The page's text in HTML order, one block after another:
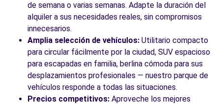
de semana o varias semanas. Adapte la duración del
alquiler a sus necesidades reales, sin compromisos
innecesarios.
Amplia selección de vehículos: Utilitario compacto
para circular fácilmente por la ciudad, SUV espacioso
para escapadas en familia, berlina cómoda para sus
desplazamientos profesionales — nuestro parque de
vehículos responde a todas las situaciones.
Precios competitivos: Aproveche los mejores